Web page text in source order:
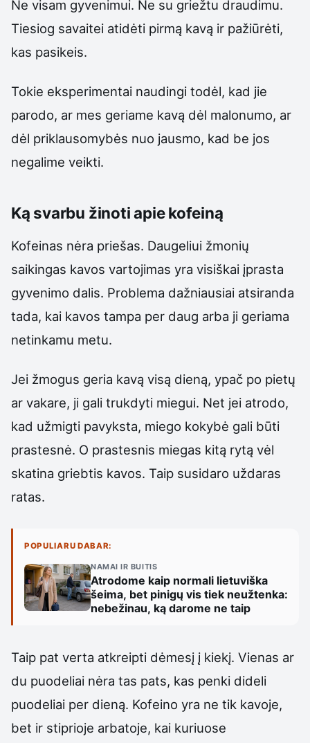
Ne visam gyvenimui. Ne su griežtu draudimu.
Tiesiog savaitei atidėti pirmą kavą ir pažiūrėti,
kas pasikeis.
Tokie eksperimentai naudingi todėl, kad jie
parodo, ar mes geriame kavą dėl malonumo, ar
dėl priklausomybės nuo jausmo, kad be jos
negalime veikti.
Ką svarbu žinoti apie kofeiną
Kofeinas nėra priešas. Daugeliui žmonių
saikingas kavos vartojimas yra visiškai įprasta
gyvenimo dalis. Problema dažniausiai atsiranda
tada, kai kavos tampa per daug arba ji geriama
netinkamu metu.
Jei žmogus geria kavą visą dieną, ypač po pietų
ar vakare, ji gali trukdyti miegui. Net jei atrodo,
kad užmigti pavyksta, miego kokybė gali būti
prastesnė. O prastesnis miegas kitą rytą vėl
skatina griebtis kavos. Taip susidaro uždaras
ratas.
POPULIARU DABAR:
NAMAI IR BUITIS
Atrodome kaip normali lietuviška
šeima, bet pinigų vis tiek neužtenka:
nebežinau, ką darome ne taip
Taip pat verta atkreipti dėmesį į kiekį. Vienas ar
du puodeliai nėra tas pats, kas penki dideli
puodeliai per dieną. Kofeino yra ne tik kavoje,
bet ir stiprioje arbatoje, kai kuriuose